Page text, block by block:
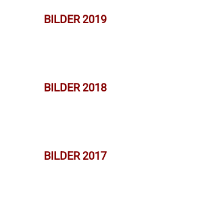
BILDER 2019
BILDER 2018
BILDER 2017